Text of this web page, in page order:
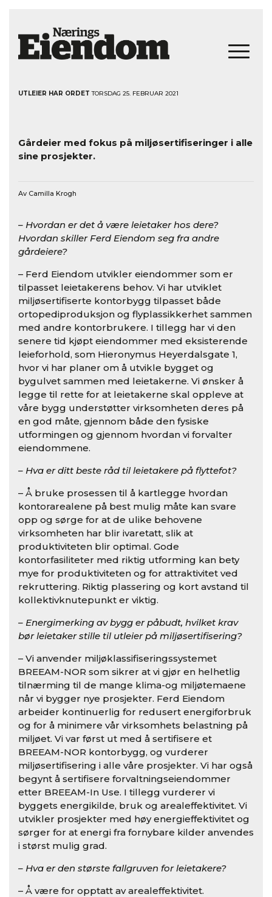
UTLEIER HAR ORDET TORSDAG 25. FEBRUAR 2021
Gårdeier med fokus på miljøsertifiseringer i alle
sine prosjekter.
Av Camilla Krogh
– Hvordan er det å være leietaker hos dere?
Hvordan skiller Ferd Eiendom seg fra andre
gårdeiere?
– Ferd Eiendom utvikler eiendommer som er
tilpasset leietakerens behov. Vi har utviklet
miljøsertifiserte kontorbygg tilpasset både
ortopediproduksjon og flyplassikkerhet sammen
med andre kontorbrukere. I tillegg har vi den
senere tid kjøpt eiendommer med eksisterende
leieforhold, som Hieronymus Heyerdalsgate 1,
hvor vi har planer om å utvikle bygget og
bygulvet sammen med leietakerne. Vi ønsker å
legge til rette for at leietakerne skal oppleve at
våre bygg understøtter virksomheten deres på
en god måte, gjennom både den fysiske
utformingen og gjennom hvordan vi forvalter
eiendommene.
– Hva er ditt beste råd til leietakere på flyttefot?
– Å bruke prosessen til å kartlegge hvordan
kontorarealene på best mulig måte kan svare
opp og sørge for at de ulike behovene
virksomheten har blir ivaretatt, slik at
produktiviteten blir optimal. Gode
kontorfasiliteter med riktig utforming kan bety
mye for produktiviteten og for attraktivitet ved
rekruttering. Riktig plassering og kort avstand til
kollektivknutepunkt er viktig.
– Energimerking av bygg er påbudt, hvilket krav
bør leietaker stille til utleier på miljøsertifisering?
– Vi anvender miljøklassifiseringssystemet
BREEAM-NOR som sikrer at vi gjør en helhetlig
tilnærming til de mange klima-og miljøtemaene
når vi bygger nye prosjekter. Ferd Eiendom
arbeider kontinuerlig for redusert energiforbruk
og for å minimere vår virksomhets belastning på
miljøet. Vi var først ut med å sertifisere et
BREEAM-NOR kontorbygg, og vurderer
miljøsertifisering i alle våre prosjekter. Vi har også
begynt å sertifisere forvaltningseiendommer
etter BREEAM-In Use. I tillegg vurderer vi
byggets energikilde, bruk og arealeffektivitet. Vi
utvikler prosjekter med høy energieffektivitet og
sørger for at energi fra fornybare kilder anvendes
i størst mulig grad.
– Hva er den største fallgruven for leietakere?
– Å være for opptatt av arealeffektivitet.